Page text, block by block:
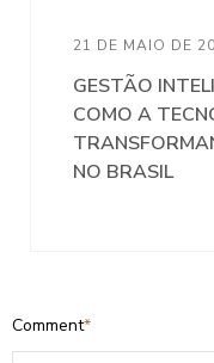
21 DE MAIO DE
GESTÃO
COMO A
NO BRASIL
Comment*